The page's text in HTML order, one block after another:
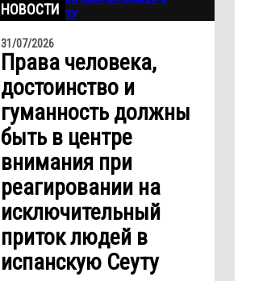
НОВОСТИ
31/07/2026
Права человека,
достоинство и
гуманность должны
быть в центре
внимания при
реагировании на
исключительный
приток людей в
испанскую Сеуту